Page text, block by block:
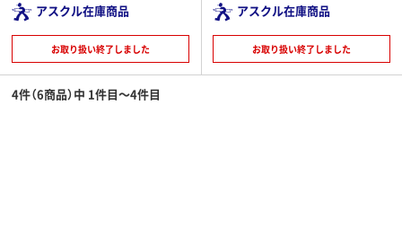
アスクル在庫商品
お取り扱い終了しました
アスクル在庫商品
お取り扱い終了しました
4件（6商品）中 1件目～4件目